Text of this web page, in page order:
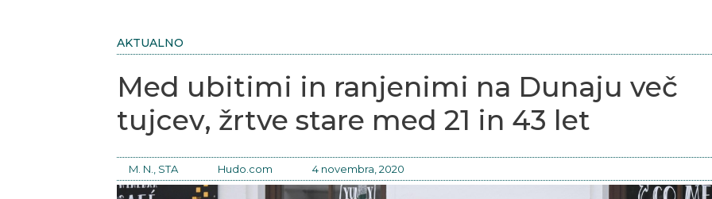
AKTUALNO
Med ubitimi in ranjenimi na Dunaju več
tujcev, žrtve stare med 21 in 43 let
M. N., STA Hudo.com 4 novembra, 2020